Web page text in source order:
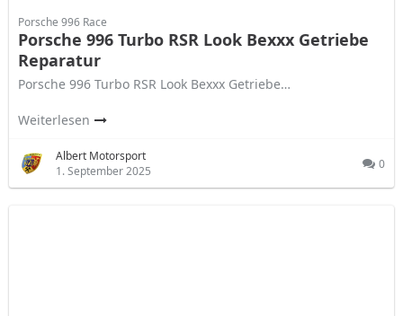
Porsche 996 Race
Porsche 996 Turbo RSR Look Bexxx Getriebe
Reparatur
Porsche 996 Turbo RSR Look Bexxx Getriebe…
Weiterlesen
Albert Motorsport
1. September 2025
0